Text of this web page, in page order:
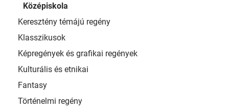
Középiskola
Keresztény témájú regény
Klasszikusok
Képregények és grafikai regények
Kulturális és etnikai
Fantasy
Történelmi regény